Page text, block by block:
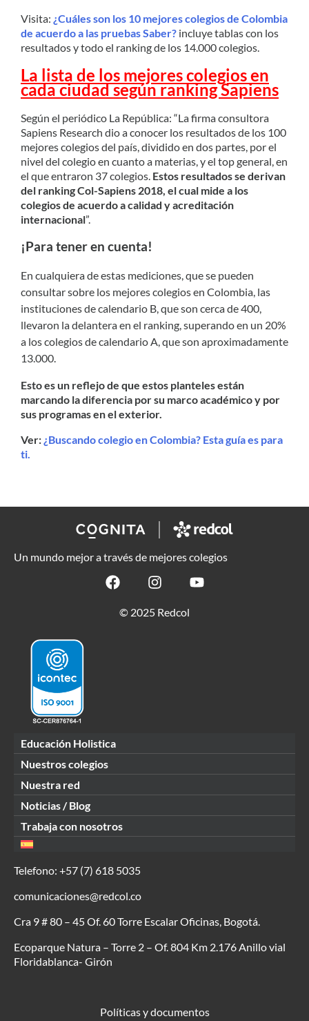
Visita: ¿Cuáles son los 10 mejores colegios de Colombia
de acuerdo a las pruebas Saber? incluye tablas con los
resultados y todo el ranking de los 14.000 colegios.
La lista de los mejores colegios en
cada ciudad según ranking Sapiens
Según el periódico La República: “La firma consultora
Sapiens Research dio a conocer los resultados de los 100
mejores colegios del país, dividido en dos partes, por el
nivel del colegio en cuanto a materias, y el top general, en
el que entraron 37 colegios. Estos resultados se derivan
del ranking Col-Sapiens 2018, el cual mide a los
colegios de acuerdo a calidad y acreditación
internacional”.
¡Para tener en cuenta!
En cualquiera de estas mediciones, que se pueden
consultar sobre los mejores colegios en Colombia, las
instituciones de calendario B, que son cerca de 400,
llevaron la delantera en el ranking, superando en un 20%
a los colegios de calendario A, que son aproximadamente
13.000.
Esto es un reflejo de que estos planteles están
marcando la diferencia por su marco académico y por
sus programas en el exterior.
Ver: ¿Buscando colegio en Colombia? Esta guía es para
ti.
Un mundo mejor a través de mejores colegios
© 2025 Redcol
Educación Holistica
Nuestros colegios
Nuestra red
Noticias / Blog
Trabaja con nosotros
Telefono: +57 (7) 618 5035
comunicaciones@redcol.co
Cra 9 # 80 – 45 Of. 60 Torre Escalar Oficinas, Bogotá.
Ecoparque Natura – Torre 2 – Of. 804 Km 2.176 Anillo vial
Floridablanca- Girón
Políticas y documentos